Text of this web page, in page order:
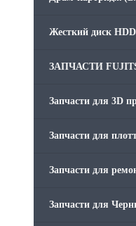
Жесткий диск
ЗАПЧАСТИ
Запчасти для 3D
Запчасти для
Запчасти для
Запчасти для